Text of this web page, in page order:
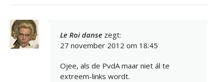
Le Roi danse zegt:
27 november 2012 om 18:45
Ojee, als de PvdA maar niet ál te
extreem-links wordt.